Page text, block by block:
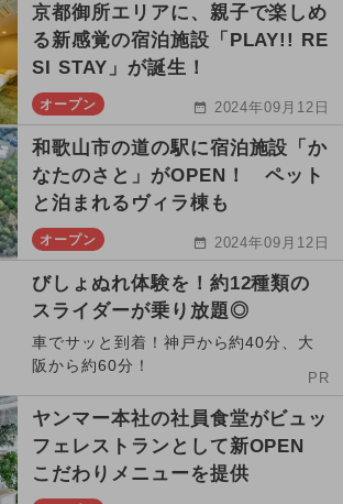
京都御所エリアに、親子で楽しめ
る新感覚の宿泊施設「PLAY!! RE
SI STAY」が誕生！
オープン 2024年09月12日
和歌山市の道の駅に宿泊施設「か
なたのさと」がOPEN！ ペット
と泊まれるヴィラ棟も
オープン 2024年09月12日
びしょぬれ体験を！約12種類の
スライダーが乗り放題◎
車でサッと到着！神戸から約40分、大
阪から約60分！
PR
ヤンマー本社の社員食堂がビュッ
フェレストランとして新OPEN
こだわりメニューを提供